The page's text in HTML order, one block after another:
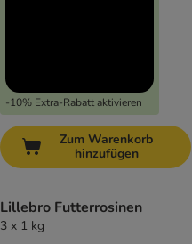
-10% Extra-Rabatt aktivieren
Zum Warenkorb
hinzufügen
Lillebro Futterrosinen
3 x 1 kg